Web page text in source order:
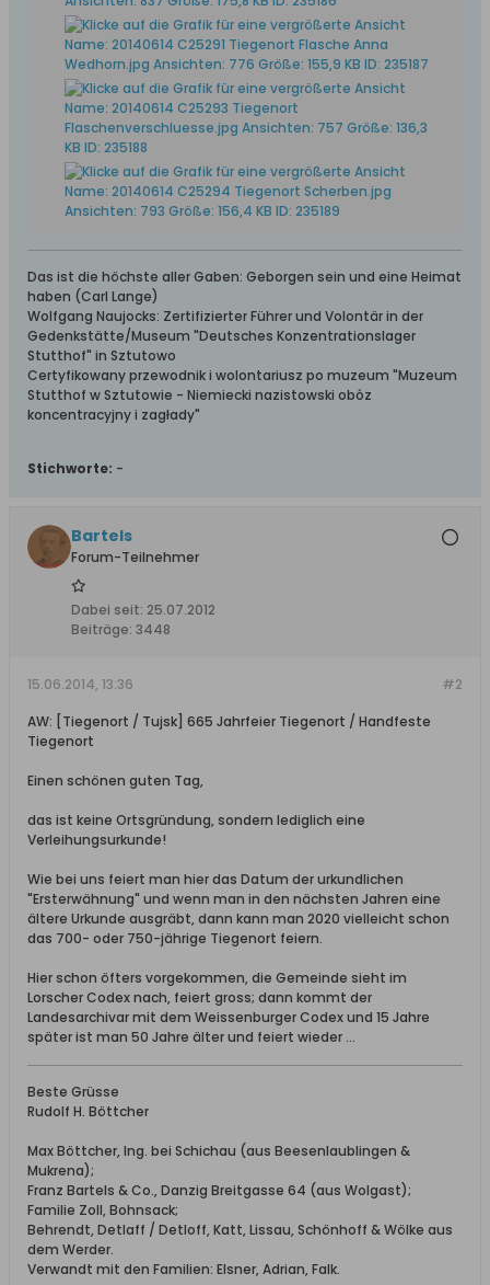
Das ist die höchste aller Gaben: Geborgen sein und eine Heimat
haben (Carl Lange)
Wolfgang Naujocks: Zertifizierter Führer und Volontär in der
Gedenkstätte/Museum "Deutsches Konzentrationslager
Stutthof" in Sztutowo
Certyfikowany przewodnik i wolontariusz po muzeum "Muzeum
Stutthof w Sztutowie - Niemiecki nazistowski obóz
koncentracyjny i zagłady"
Stichworte: -
Bartels
Forum-Teilnehmer
Dabei seit: 25.07.2012
Beiträge: 3448
#2
15.06.2014, 13:36
AW: [Tiegenort / Tujsk] 665 Jahrfeier Tiegenort / Handfeste
Tiegenort
Einen schönen guten Tag,
das ist keine Ortsgründung, sondern lediglich eine
Verleihungsurkunde!
Wie bei uns feiert man hier das Datum der urkundlichen
"Ersterwähnung" und wenn man in den nächsten Jahren eine
ältere Urkunde ausgräbt, dann kann man 2020 vielleicht schon
das 700- oder 750-jährige Tiegenort feiern.
Hier schon öfters vorgekommen, die Gemeinde sieht im
Lorscher Codex nach, feiert gross; dann kommt der
Landesarchivar mit dem Weissenburger Codex und 15 Jahre
später ist man 50 Jahre älter und feiert wieder ...
Beste Grüsse
Rudolf H. Böttcher
Max Böttcher, Ing. bei Schichau (aus Beesenlaublingen &
Mukrena);
Franz Bartels & Co., Danzig Breitgasse 64 (aus Wolgast);
Familie Zoll, Bohnsack;
Behrendt, Detlaff / Detloff, Katt, Lissau, Schönhoff & Wölke aus
dem Werder.
Verwandt mit den Familien: Elsner, Adrian, Falk.